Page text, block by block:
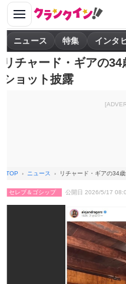
ニュース 特集 インタ
リチャード・ギアの
ショット披露
TOP ニュース リチャード・ギアの34
セレブ＆ゴシップ 公開日 2026/5/17